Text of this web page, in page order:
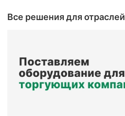
Все решения для отраслей